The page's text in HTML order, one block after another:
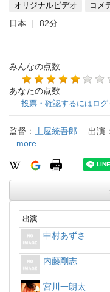
オリジナルビデオ コメ
日本 82分
みんなの点数
あなたの点数
投票・確認するにはログ
監督： 土屋統吾郎 出演：
...more
出演
中村あずさ
内藤剛志
宮川一朗太